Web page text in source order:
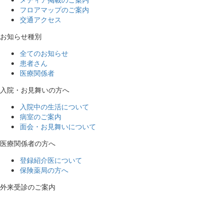
フロアマップのご案内
交通アクセス
お知らせ種別
全てのお知らせ
患者さん
医療関係者
入院・お見舞いの方へ
入院中の生活について
病室のご案内
面会・お見舞いについて
医療関係者の方へ
登録紹介医について
保険薬局の方へ
外来受診のご案内